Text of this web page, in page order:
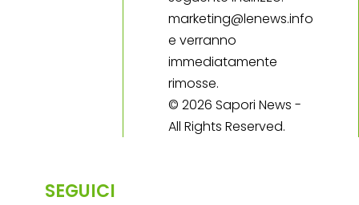
marketing@lenews.info
e verranno
immediatamente
rimosse.
© 2026 Sapori News -
All Rights Reserved.
SEGUICI